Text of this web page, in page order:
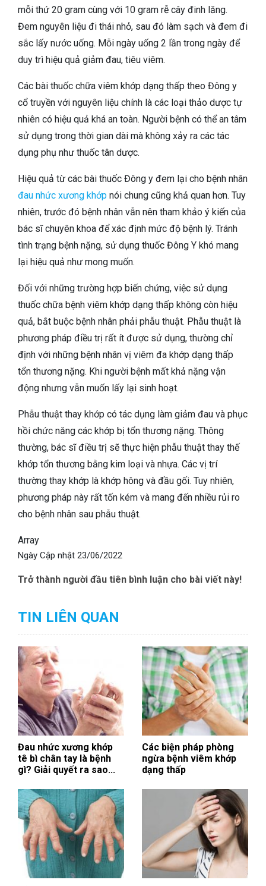
mỗi thứ 20 gram cùng với 10 gram rễ cây đinh lăng.
Đem nguyên liệu đi thái nhỏ, sau đó làm sạch và đem đi
sắc lấy nước uống. Mỗi ngày uống 2 lần trong ngày để
duy trì hiệu quả giảm đau, tiêu viêm.
Các bài thuốc chữa viêm khớp dạng thấp theo Đông y
cổ truyền với nguyên liệu chính là các loại thảo dược tự
nhiên có hiệu quả khá an toàn. Người bệnh có thể an tâm
sử dụng trong thời gian dài mà không xảy ra các tác
dụng phụ như thuốc tân dược.
Hiệu quả từ các bài thuốc Đông y đem lại cho bệnh nhân
đau nhức xương khớp nói chung cũng khả quan hơn. Tuy
nhiên, trước đó bệnh nhân vẫn nên tham khảo ý kiến của
bác sĩ chuyên khoa để xác định mức độ bệnh lý. Tránh
tình trạng bệnh nặng, sử dụng thuốc Đông Y khó mang
lại hiệu quả như mong muốn.
Đối với những trường hợp biến chứng, việc sử dụng
thuốc chữa bệnh viêm khớp dạng thấp không còn hiệu
quả, bắt buộc bệnh nhân phải phẫu thuật. Phẫu thuật là
phương pháp điều trị rất ít được sử dụng, thường chỉ
định với những bệnh nhân vị viêm đa khớp dạng thấp
tổn thương nặng. Khi người bệnh mất khả nặng vận
động nhưng vẫn muốn lấy lại sinh hoạt.
Phẫu thuật thay khớp có tác dụng làm giảm đau và phục
hồi chức năng các khớp bị tổn thương nặng. Thông
thường, bác sĩ điều trị sẽ thực hiện phẫu thuật thay thế
khớp tổn thương bằng kim loại và nhựa. Các vị trí
thường thay khớp là khớp hông và đầu gối. Tuy nhiên,
phương pháp này rất tốn kém và mang đến nhiều rủi ro
cho bệnh nhân sau phẫu thuật.
Array
Ngày Cập nhật 23/06/2022
Trở thành người đầu tiên bình luận cho bài viết này!
TIN LIÊN QUAN
Đau nhức xương khớp
tê bì chân tay là bệnh
gì? Giải quyết ra sao...
Các biện pháp phòng
ngừa bệnh viêm khớp
dạng thấp